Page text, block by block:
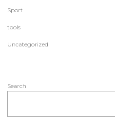
Sport
tools
Uncategorized
Search